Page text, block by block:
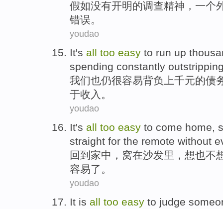
假如没有开明的调查精神 ， 一个
错误。
youdao
It's all too easy to run up
spending constantly
我们也仍很容易背负 上千元的债
于收入 。
youdao
It's all too easy to come home,
straight for the remote without
回到 家中， 窝在沙发里，想也不
容易了。
youdao
It is all too easy to judge